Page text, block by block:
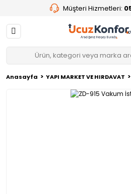
Müşteri Hizmetleri:
Anasayfa YAPI MARKET VE HIRDAVAT